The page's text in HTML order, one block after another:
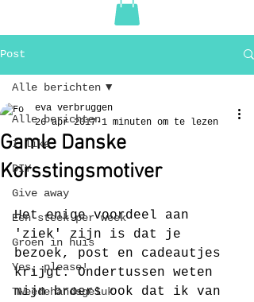
Post
Alle berichten
I like
DIY
Give away
Een steek per week
Groen in huis
Yes, please!
Tweedehandsgeluk
Alle berichten
Gamle Danske
Korsstingsmotiver
eva verbruggen
26 apr 2017 1 minuten om te lezen
Het enige voordeel aan
'ziek' zijn is dat je
bezoek, post en cadeautjes
krijgt. Ondertussen weten
mijn broers ook dat ik van